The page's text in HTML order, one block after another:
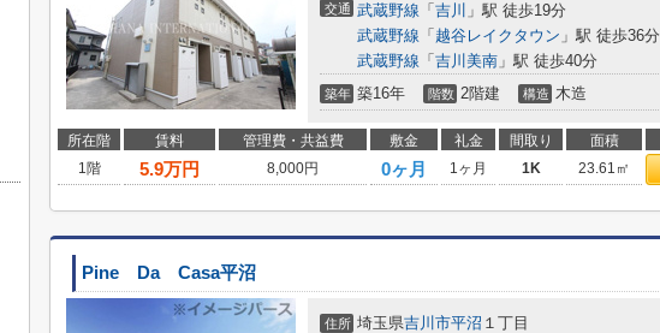
交通 武蔵野線 「 吉川 」駅 徒歩19分
武蔵野線 「 越谷レイクタウン 」駅 徒歩36分
武蔵野線 「 吉川美南 」駅 徒歩40分
築年 築16年 階数 2階建 構造 木造
所在階 賃料 管理費・共益費 敷金 礼金 間取り 面積
1階
5.9万円 8,000円 0ヶ月 1ヶ月 1K 23.61㎡
Pine Da Casa平沼
住所 埼玉県吉川市平沼 １丁目